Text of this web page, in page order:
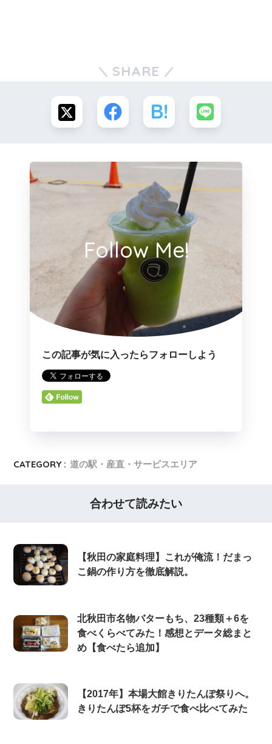
SHARE
Follow Me!
この記事が気に入ったらフォローしよう
CATEGORY : 道の駅・産直・サービスエリア
合わせて読みたい
【秋田の家庭料理】これが俺流！だまっ
こ鍋の作り方を徹底解説。
北秋田市名物バターもち、23種類＋6を
食べくらべてみた！感想とデータ総まと
め【食べたら追加】
【2017年】本場大館きりたんぽ祭りへ。
きりたんぽ5杯をガチで食べ比べてみた